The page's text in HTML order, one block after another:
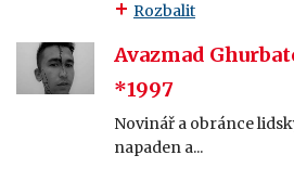
Rozbalit
Avazmad
*1997
Novinář a obránce
napaden a...